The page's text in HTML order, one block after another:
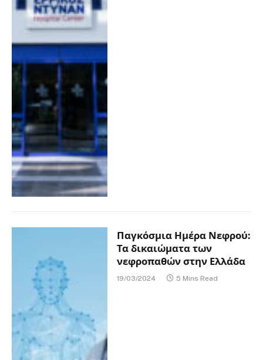
Παγκόσμια Ημέρα Νεφρού:
Τα δικαιώματα των
νεφροπαθών στην Ελλάδα
19/03/2024 5 Mins Read